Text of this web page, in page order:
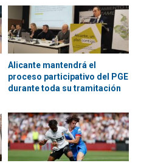
Alicante mantendrá el
proceso participativo del PGE
durante toda su tramitación